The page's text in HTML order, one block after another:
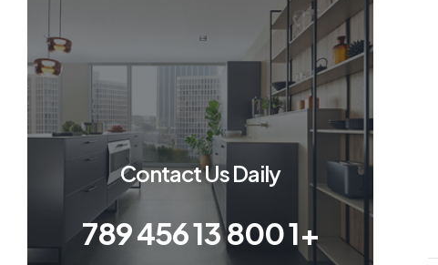
Contact Us Daily
+1 800 13 456 789